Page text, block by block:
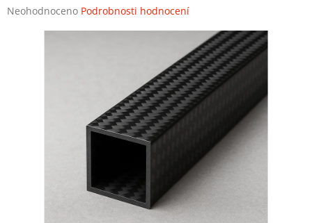
Průměrné
Neohodnoceno Podrobnosti hodnocení